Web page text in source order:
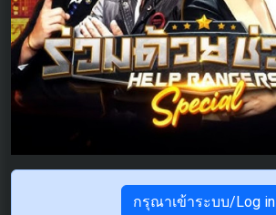
กรุณาเข้าระบบ/Log in